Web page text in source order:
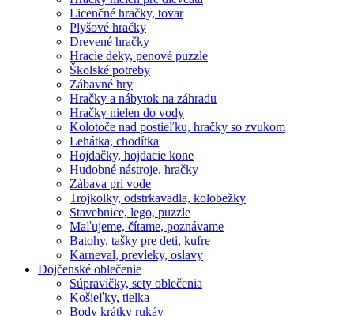
Licenčné hračky, tovar
Plyšové hračky
Drevené hračky
Hracie deky, penové puzzle
Školské potreby
Zábavné hry
Hračky a nábytok na záhradu
Hračky nielen do vody
Kolotoče nad postieľku, hračky so zvukom
Lehátka, chodítka
Hojdačky, hojdacie kone
Hudobné nástroje, hračky
Zábava pri vode
Trojkolky, odstrkavadla, kolobežky
Stavebnice, lego, puzzle
Maľujeme, čítame, poznávame
Batohy, tašky pre deti, kufre
Karneval, prevleky, oslavy
Dojčenské oblečenie
Súpravičky, sety oblečenia
Košieľky, tielka
Body krátky rukáv